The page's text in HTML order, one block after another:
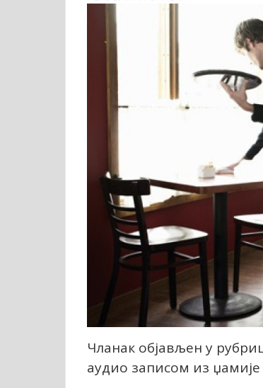
Чланак објављен у
аудио записом из